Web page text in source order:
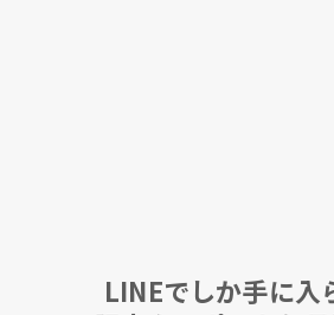
LINEでしか手に入